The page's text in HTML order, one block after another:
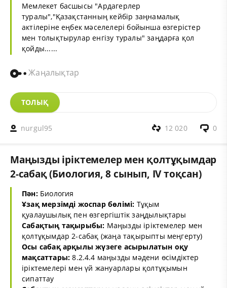
Мемлекет басшысы "Ардагерлер
туралы","Қазақстанның кейбір заңнамалық
актілеріне еңбек мәселелері бойынша өзгерістер
мен толықтырулар енгізу туралы" заңдарға қол
қойды......
Жаңалықтар
ТОЛЫҚ
nurgul95 0
12 020
Маңызды іріктемелер мен қолтұқымдар
2-сабақ (Биология, 8 сынып, IV тоқсан)
Пән:Биология
Ұзақ мерзімді жоспар бөлімі: Тұқым
қуалаушылық пен өзгергіштік заңдылықтары
Сабақтың тақырыбы: Маңызды іріктемелер мен
қолтұқымдар 2-сабақ (жаңа тақырыпты меңгерту)
Осы сабақ арқылы жүзеге асырылатын оқу
мақсаттары: 8.2.4.4 маңызды мәдени өсімдіктер
іріктемелері мен үй жануарлары қолтұқымын
сипаттау